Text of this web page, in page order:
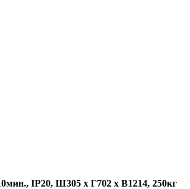
IP20, Ш305 х Г702 х В1214, 250кг